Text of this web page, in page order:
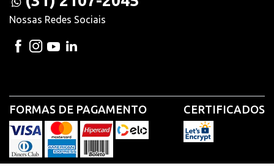
Nossas Redes Sociais
FORMAS DE PAGAMENTO CERTIFICADOS